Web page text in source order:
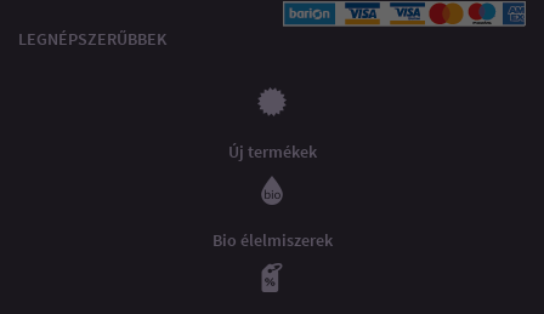
LEGNÉPSZERŰBBEK
Új termékek
Bio élelmiszerek